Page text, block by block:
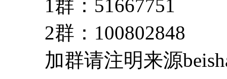
1群：51667751
2群：100802848
加群请注明来源